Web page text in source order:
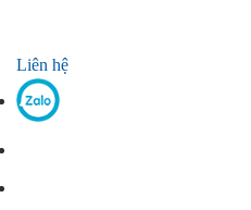
Liên hệ